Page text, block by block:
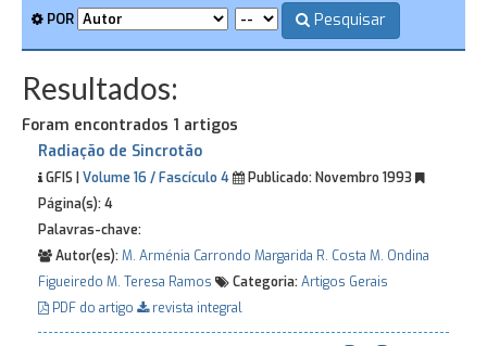
POR Pesquisar
Resultados:
Foram encontrados 1 artigos
Radiação de Sincrotão
GFIS | Volume 16 / Fascículo 4 Publicado: Novembro 1993
Página(s):4
Palavras-chave:
Autor(es):M. Arménia Carrondo Margarida R. Costa M. Ondina
Figueiredo M. Teresa Ramos Categoria:Artigos Gerais
PDF do artigo
revista integral